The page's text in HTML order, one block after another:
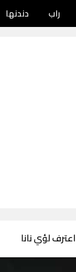
راب دندنها
لؤي نانا